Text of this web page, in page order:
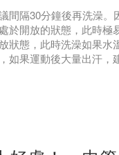
人都
間隔30分鐘後再洗澡
於開放的狀態，此時
狀態，此時洗澡如果
如果運動後大量出汗